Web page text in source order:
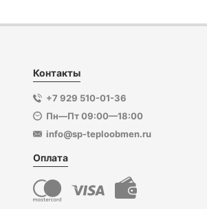
Контакты
+7 929 510-01-36
Пн—Пт 09:00—18:00
info@sp-teploobmen.ru
Оплата